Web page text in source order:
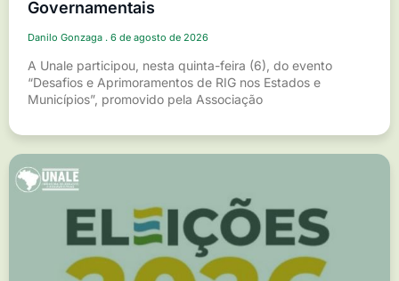
Governamentais
Danilo Gonzaga 6 de agosto de 2026
A Unale participou, nesta quinta-feira (6), do evento
“Desafios e Aprimoramentos de RIG nos Estados e
Municípios”, promovido pela Associação